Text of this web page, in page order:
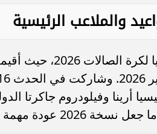
والملاعب الرئيسية
استضافت إندونيسيا
أرينا وفيلودروم جاكرتا